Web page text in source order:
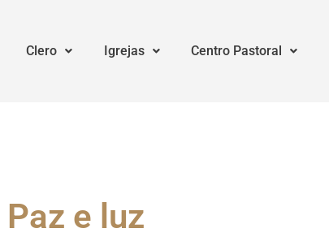
Clero Igrejas Centro Pastoral
Paz e luz